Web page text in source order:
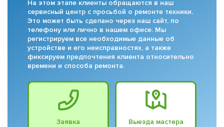
На этом этапе клиенты обращаются в наш
сервисный центр с просьбой о ремонте техники.
Это может быть сделано через наш сайт, по
телефону или лично в нашем офисе. Мы
регистрируем все необходимые данные об
устройстве и его неисправностях, а также
фиксируем предпочтения клиента относительно
времени и способа ремонта.
Заявка Выезда мастера